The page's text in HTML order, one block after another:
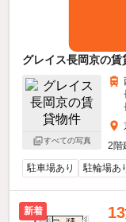
グレイス長岡京の賃
すべての写真
2階
駐車場あり
駐輪場あ
新着 13